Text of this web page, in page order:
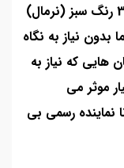
بی ول MED-3000 دارای نور پس زمینه به 3 رنگ سبز (نرمال)
نیاز به نگاه
هایی که نیاز به
موثر می
نماینده رسمی بی